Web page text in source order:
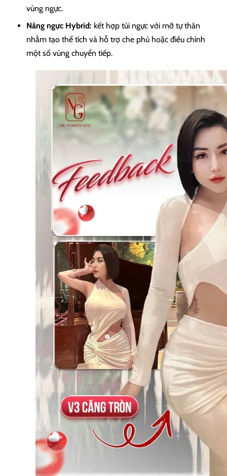
vùng ngực.
Nâng ngực Hybrid: kết hợp túi ngực với mỡ tự thân
nhằm tạo thể tích và hỗ trợ che phủ hoặc điều chỉnh
một số vùng chuyển tiếp.